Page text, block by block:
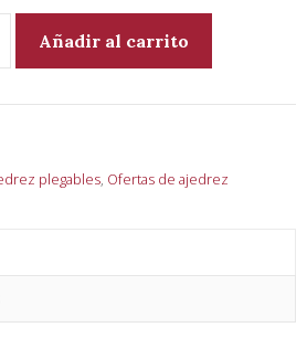
Juego
ajedrez
L
Añadir al carrito
plegables, Ofertas de ajedrez